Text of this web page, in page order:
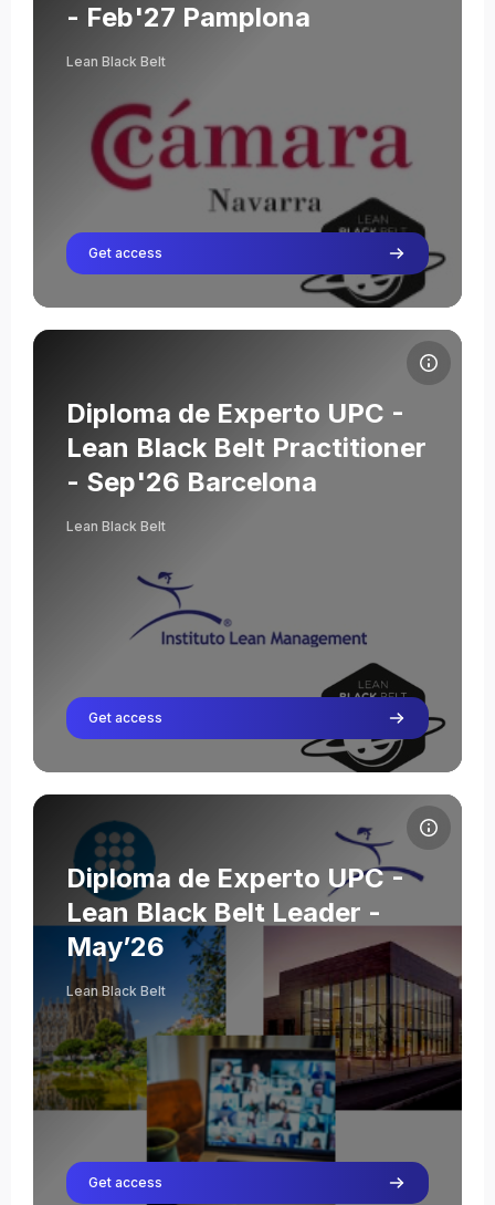
Severino Abad
Oriol Cuatrecasas
Leraar
Julián Moya Valladares
Leraar
- Feb'27 Pamplona
Lean Black Belt
Get access
Severino Abad
Sofía Cagide
Oriol Cuatrecasas
Leraar
LAlis Fontcuberta
Cristina Fontcuberta Adalid
Leraar
Julián Moya Valladares
Leraar
Cursusafbeelding Diploma de Experto UPC - Lean Black Belt
Cursusafbeelding
Cursusnaam
Diploma de Experto UPC -
Lean Black Belt Practitioner
- Sep'26 Barcelona
Lean Black Belt
Get access
Severino Abad
Leraar
Oriol Cuatrecasas
Leraar
Nestor Gavilan
Leraar
anna voltes sabaté
Leraar
Cursusafbeelding Diploma de Experto UPC - Lean Black Belt
Cursusafbeelding
Cursusnaam
Diploma de Experto UPC -
Lean Black Belt Leader -
May’26
Lean Black Belt
Get access